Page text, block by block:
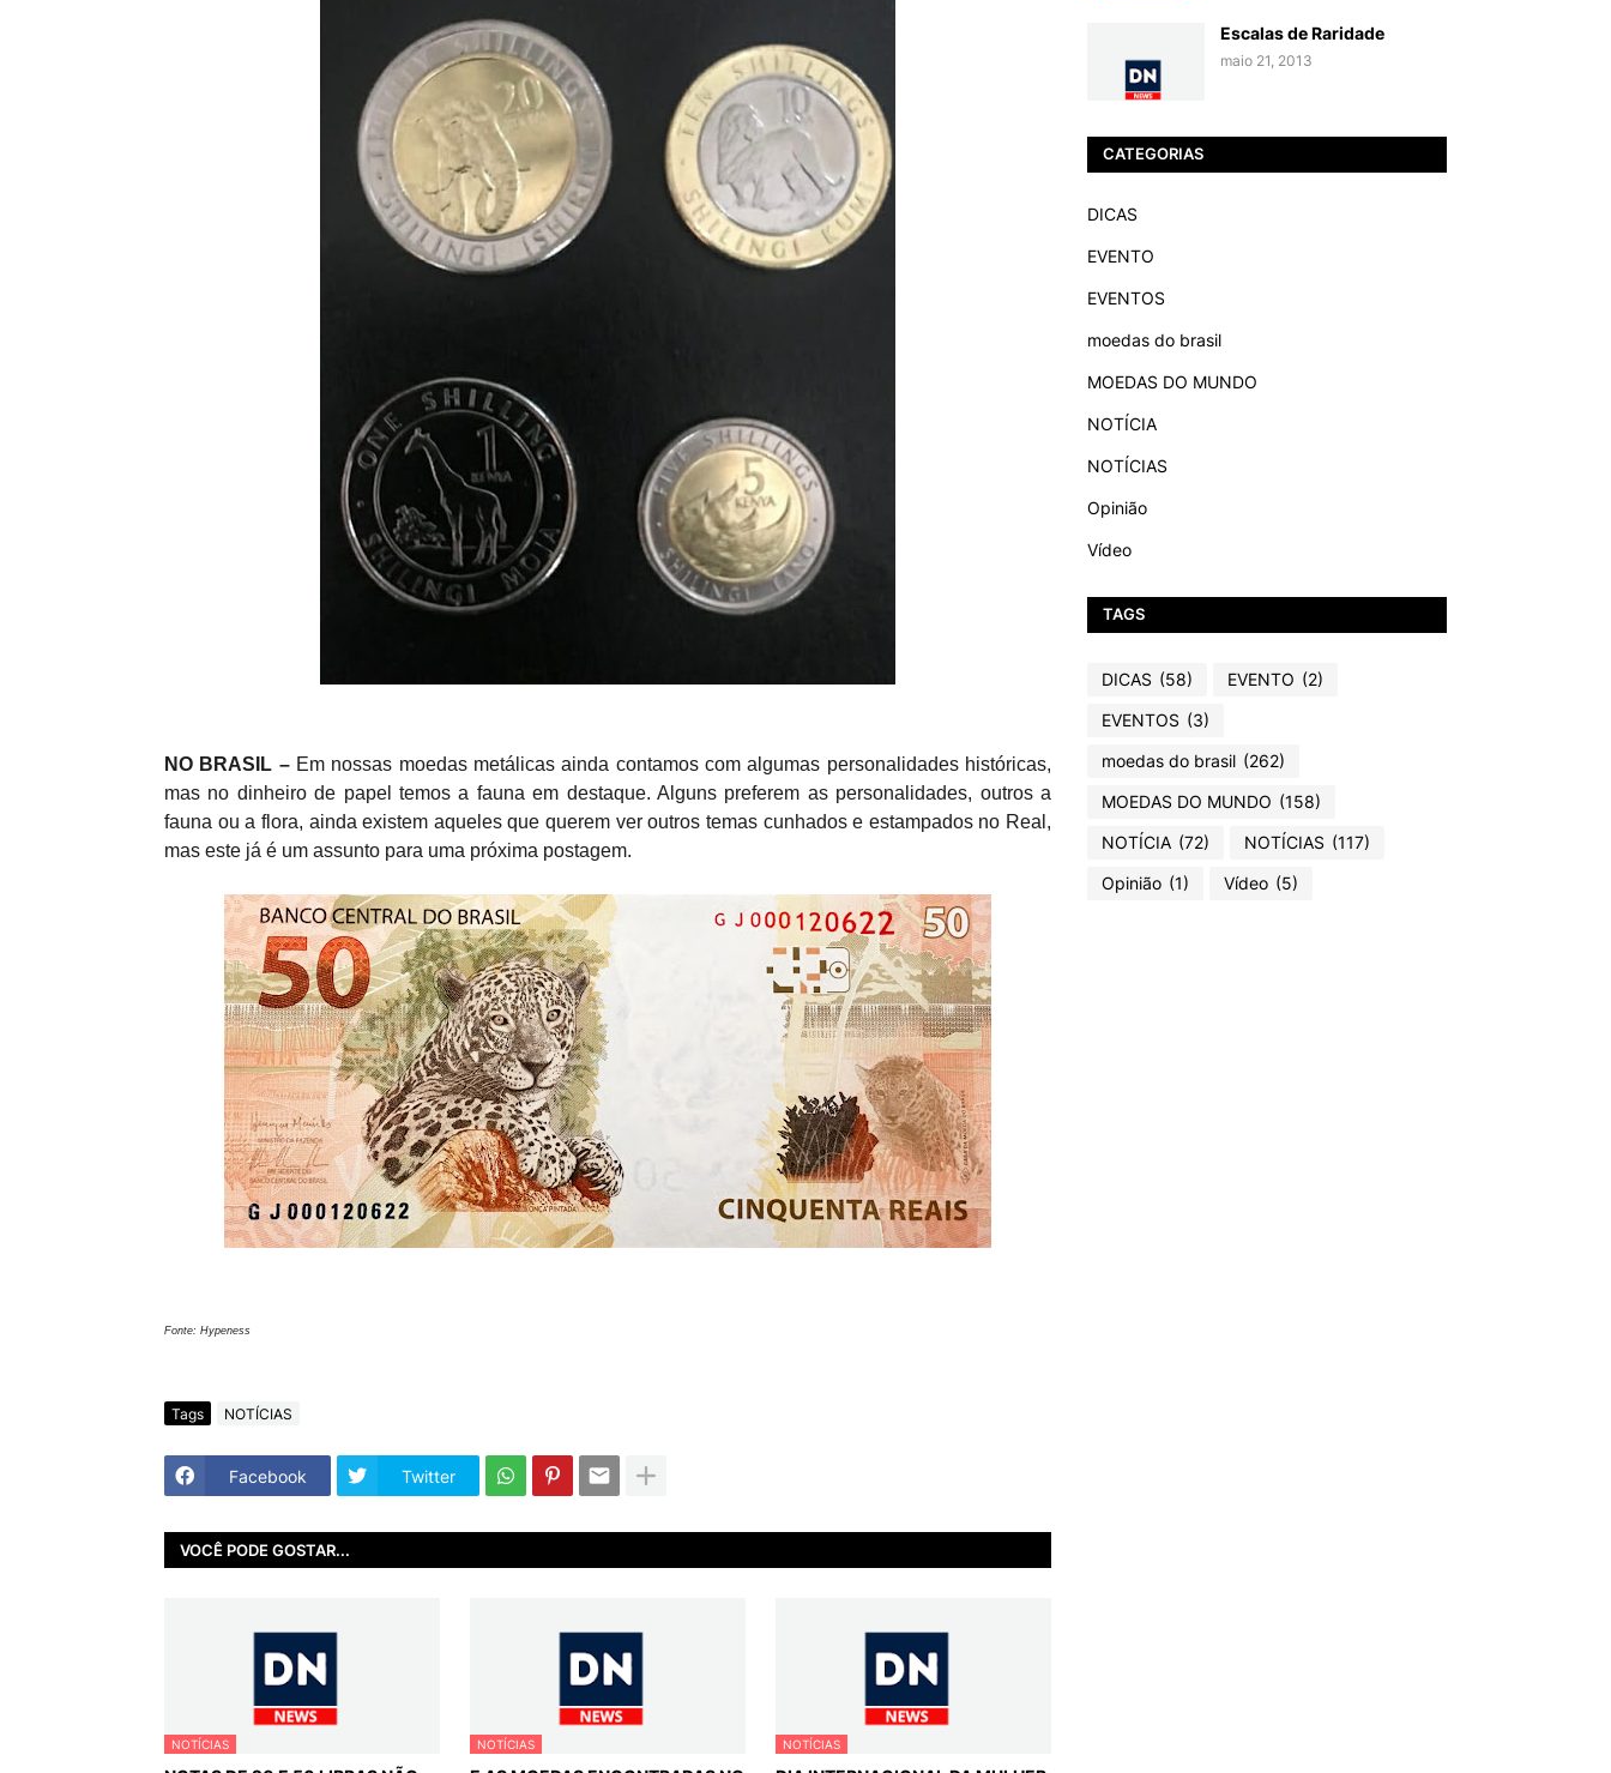
NO BRASIL –Em nossas moedas metálicas ainda contamos com algumas personalidades históricas,
mas no dinheiro de papel temos a fauna em destaque. Alguns preferem as personalidades, outros a
fauna ou a flora, ainda existem aqueles que querem ver outros temas cunhados e estampados no Real,
mas este já é um assunto para uma próxima postagem.
Fonte: Hypeness
Tags NOTÍCIAS
Facebook Twitter
VOCÊ PODE GOSTAR...
NOTÍCIAS NOTÍCIAS NOTÍCIAS
Escalas de Raridade
maio 21, 2013
CATEGORIAS
DICAS
EVENTO
EVENTOS
moedas do brasil
MOEDAS DO MUNDO
NOTÍCIA
NOTÍCIAS
Opinião
Vídeo
TAGS
DICAS (58) EVENTO (2)
EVENTOS (3)
moedas do brasil (262)
MOEDAS DO MUNDO (158)
NOTÍCIA (72) NOTÍCIAS (117)
Opinião (1) Vídeo (5)